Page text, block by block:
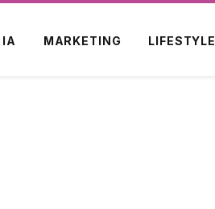
IA MARKETING LIFESTYLE